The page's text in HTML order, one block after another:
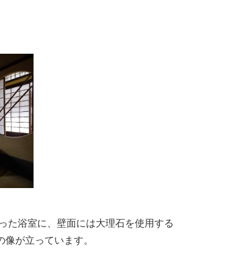
た浴室に、壁面には大理石を使用する
が立っています。